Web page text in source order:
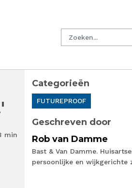
Zoeken
min
Categorieën
FUTUREPROOF
Geschreven door
Rob van Damme
Bast & Van Damme.
persoonlijke en wijkgerichte